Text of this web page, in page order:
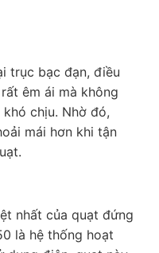
trục bạc đạn, điều
êm ái mà không
chịu. Nhờ đó,
mái hơn khi tận
nhất của quạt đứng
là hệ thống hoạt